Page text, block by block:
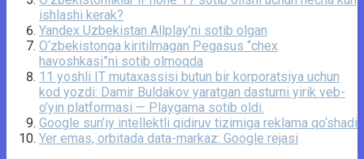
ishlashi kerak?
Yandex Uzbekistan Allplay’ni sotib olgan
O‘zbekistonga kiritilmagan Pegasus “chex
havoshkasi”ni sotib olmoqda
11 yoshli IT mutaxassisi butun bir korporatsiya uchun
kod yozdi: Damir Buldakov yaratgan dasturni yirik veb-
o’yin platformasi — Playgama sotib oldi.
Google sun’iy intellektli qidiruv tizimiga reklama qo‘shadi
Yer emas, orbitada data-markaz: Google rejasi